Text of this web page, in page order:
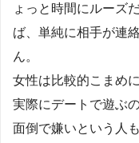
ょっと時間にルーズ
ば、単純に相手が連
ん。
女性は比較的こまめ
実際にデートで遊ぶ
面倒で嫌いという人も